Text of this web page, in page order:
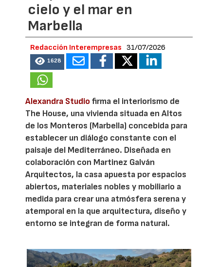
cielo y el mar en
Marbella
Redacción Interempresas 31/07/2026
1628
Alexandra Studio firma el interiorismo de
The House, una vivienda situada en Altos
de los Monteros (Marbella) concebida para
establecer un diálogo constante con el
paisaje del Mediterráneo. Diseñada en
colaboración con Martinez Galván
Arquitectos, la casa apuesta por espacios
abiertos, materiales nobles y mobiliario a
medida para crear una atmósfera serena y
atemporal en la que arquitectura, diseño y
entorno se integran de forma natural.